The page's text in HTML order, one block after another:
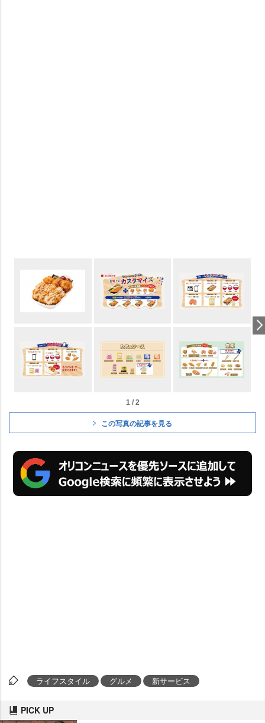
1 / 2
この写真の記事を見る
ライフスタイル グルメ 新サービス
PICK UP